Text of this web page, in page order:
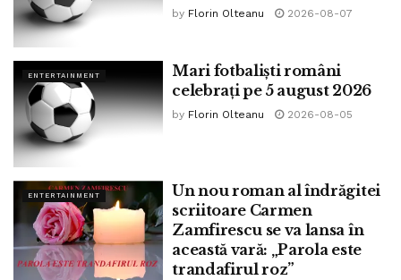
by Florin Olteanu 2026-08-07
ENTERTAINMENT
Mari fotbaliști români
celebrați pe 5 august 2026
by Florin Olteanu 2026-08-05
ENTERTAINMENT
Un nou roman al îndrăgitei
scriitoare Carmen
Zamfirescu se va lansa în
această vară: „Parola este
trandafirul roz”